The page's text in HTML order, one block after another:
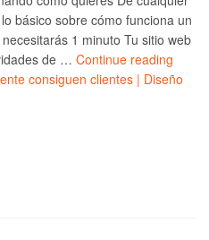
básico sobre cómo funciona un
1 minuto Tu sitio web
de … Continue reading
consiguen clientes | Diseño